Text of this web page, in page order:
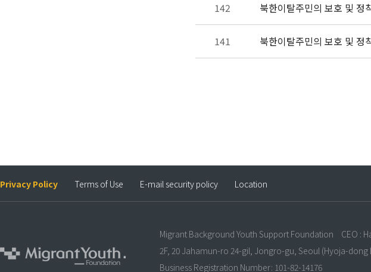
142 북한이탈주민의 보호 및
141 북한이탈주민의 보호 및
Privacy Policy Terms of Use E-mail security policy Location
Migrant Background Youth Support Foundation
CEO :
2F, 20 Jahamun-ro 24-gil, Jongro-gu, Seoul (Hyoja-dong
Business Registration Number: 101-82-14176